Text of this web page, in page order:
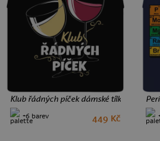
Klub řádných píček dámské tílko volné
+6 barev 449 Kč